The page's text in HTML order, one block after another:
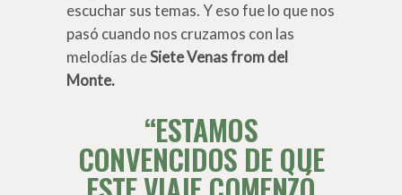
escuchar sus temas. Y eso fue lo que nos
pasó cuando nos cruzamos con las
melodías deSiete Venas from del
Monte.
“ESTAMOS
CONVENCIDOS DE QUE